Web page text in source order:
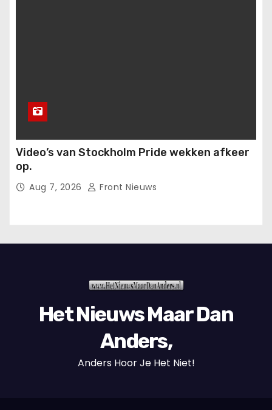
Video’s van Stockholm Pride wekken afkeer
op.
Aug 7, 2026 Front Nieuws
Het Nieuws Maar Dan
Anders,
Anders Hoor Je Het Niet!